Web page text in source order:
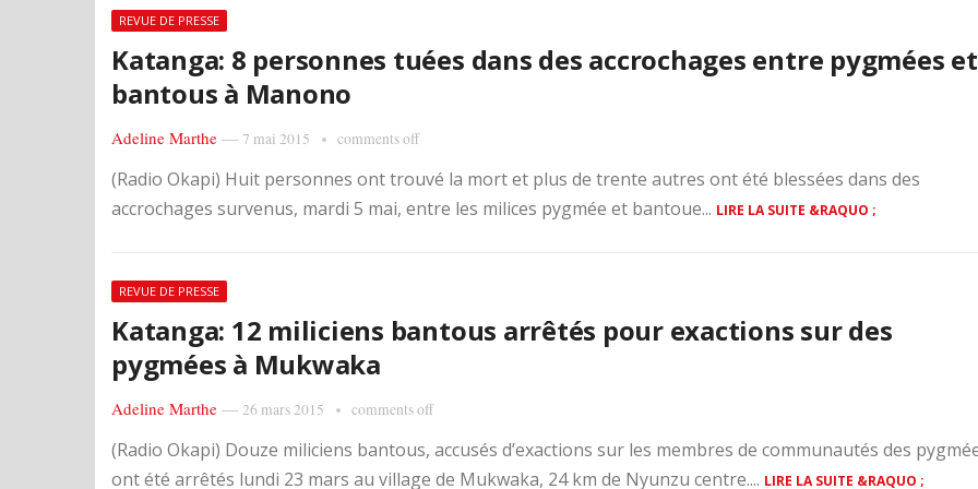
REVUE DE PRESSE
Katanga: 8 personnes tuées dans des accrochages entre pygmées et
bantous à Manono
Adeline Marthe — 7 mai 2015 comments off
(Radio Okapi) Huit personnes ont trouvé la mort et plus de trente autres ont été blessées dans des
accrochages survenus, mardi 5 mai, entre les milices pygmée et bantoue... LIRE LA SUITE &RAQUO ;
REVUE DE PRESSE
Katanga: 12 miliciens bantous arrêtés pour exactions sur des
pygmées à Mukwaka
Adeline Marthe — 26 mars 2015 comments off
(Radio Okapi) Douze miliciens bantous, accusés d’exactions sur les membres de communautés des
ont été arrêtés lundi 23 mars au village de Mukwaka, 24 km de Nyunzu centre.... LIRE LA SUITE &RAQUO ;